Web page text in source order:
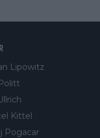
Lipowitz
Kittel
Pogacar